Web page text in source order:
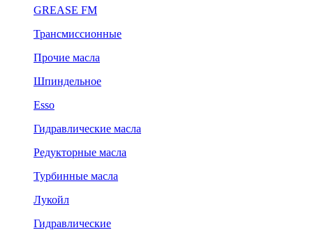
GREASE FM
Трансмиссионные
Прочие масла
Шпиндельное
Esso
Гидравлические масла
Редукторные масла
Турбинные масла
Лукойл
Гидравлические